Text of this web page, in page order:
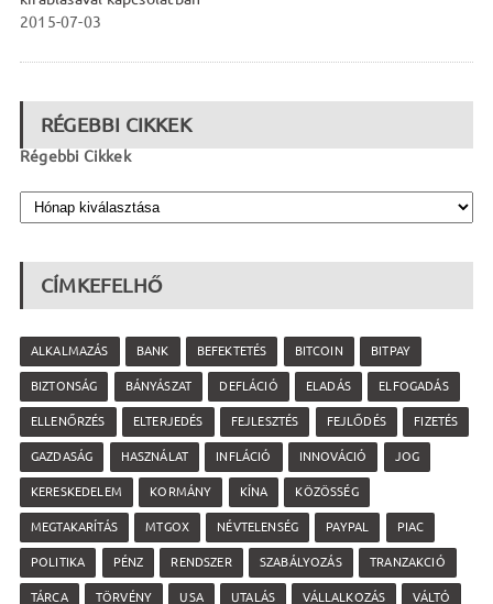
2015-07-03
RÉGEBBI CIKKEK
Régebbi Cikkek
CÍMKEFELHŐ
ALKALMAZÁS BANK BEFEKTETÉS BITCOIN BITPAY
BIZTONSÁG BÁNYÁSZAT DEFLÁCIÓ ELADÁS ELFOGADÁS
ELLENŐRZÉS ELTERJEDÉS FEJLESZTÉS FEJLŐDÉS FIZETÉS
GAZDASÁG HASZNÁLAT INFLÁCIÓ INNOVÁCIÓ JOG
KERESKEDELEM KORMÁNY KÍNA KÖZÖSSÉG
MEGTAKARÍTÁS MTGOX NÉVTELENSÉG PAYPAL PIAC
POLITIKA PÉNZ RENDSZER SZABÁLYOZÁS TRANZAKCIÓ
TÁRCA TÖRVÉNY USA UTALÁS VÁLLALKOZÁS VÁLTÓ